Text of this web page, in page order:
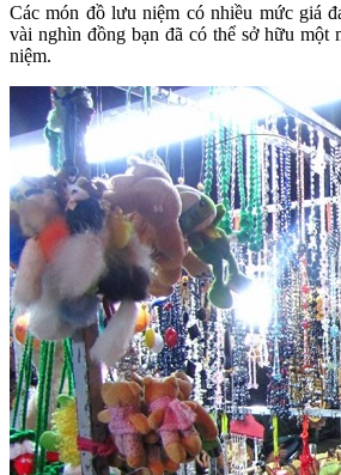
Các món đồ lưu niệm có nhiều mức giá
vài nghìn đồng bạn đã có thể sở hữu một
niệm.